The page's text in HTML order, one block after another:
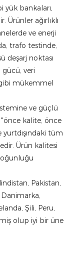
yük bankaları,
Ürünler ağırlıklı
ve enerji
trafo testinde,
deşarj noktası
gücü, veri
mükemmel
ve güçlü
"önce kalite, önce
tüm
Ürün kalitesi
Pakistan,
Şili, Peru,
olup iyi bir üne